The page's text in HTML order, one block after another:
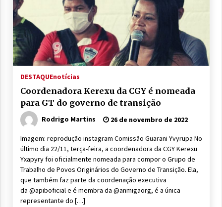
DESTAQUEnotícias
Coordenadora Kerexu da CGY é nomeada
para GT do governo de transição
Rodrigo Martins 26 de novembro de 2022
Imagem: reprodução instagram Comissão Guarani Yvyrupa No
último dia 22/11, terça-feira, a coordenadora da CGY Kerexu
Yxapyry foi oficialmente nomeada para compor o Grupo de
Trabalho de Povos Originários do Governo de Transição. Ela,
que também faz parte da coordenação executiva
da @apiboficial e é membra da @anmigaorg, é a única
representante do […]